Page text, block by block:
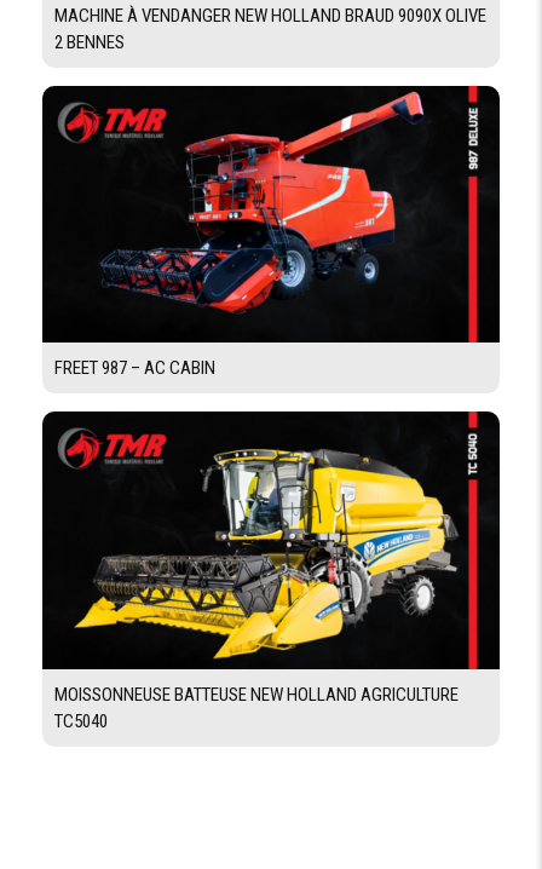
Demande De Devis
Demande Financement
MACHINE À VENDANGER NEW HOLLAND BRAUD 9090X OLIVE
2 BENNES
FREET 987 – AC CABIN
MOISSONNEUSE BATTEUSE NEW HOLLAND AGRICULTURE
TC5040